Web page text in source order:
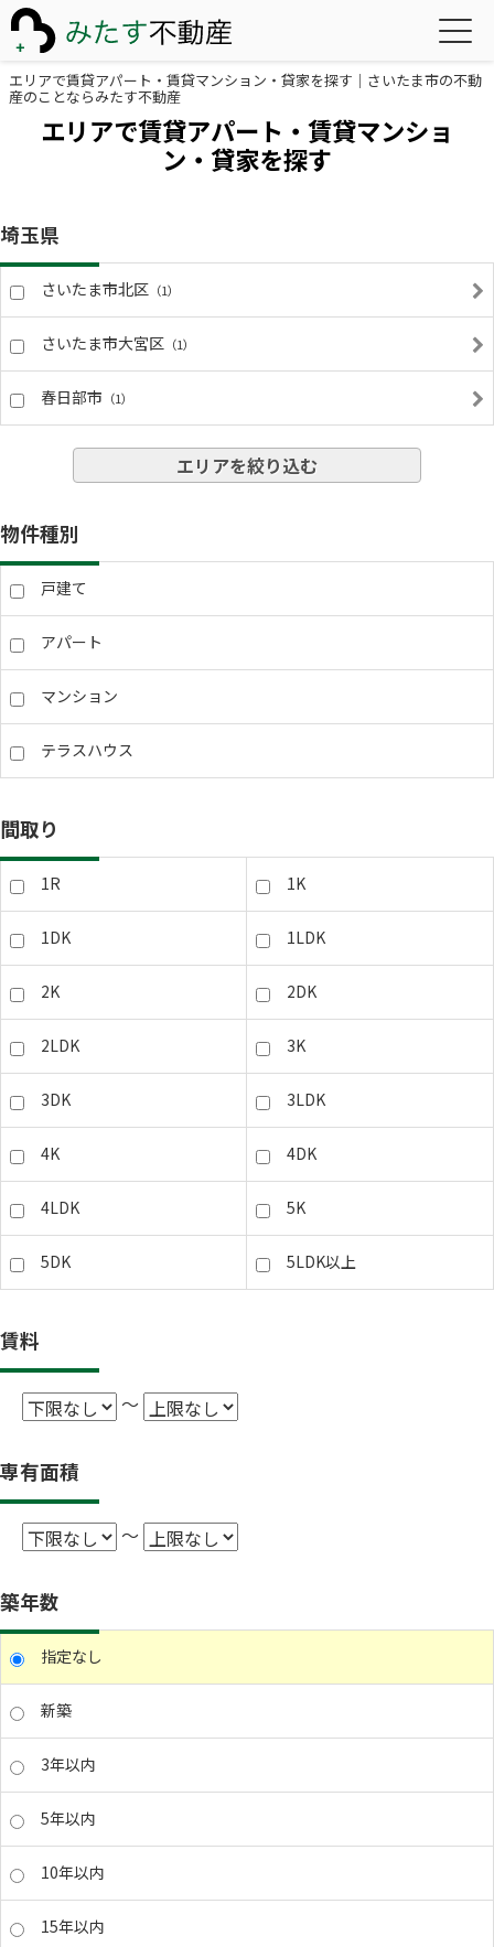
エリアで賃貸アパート・賃貸マンション・貸家を探す｜さいたま市の不動
産のことならみたす不動産
エリアで賃貸アパート・賃貸マンショ
ン・貸家を探す
埼玉県
さいたま市北区 （1）
さいたま市大宮区 （1）
春日部市 （1）
エリアを絞り込む
物件種別
戸建て
アパート
マンション
テラスハウス
間取り
1R 1K
1DK 1LDK
2K 2DK
2LDK 3K
3DK 3LDK
4K 4DK
4LDK 5K
5DK 5LDK以上
賃料
～
専有面積
～
築年数
指定なし
新築
3年以内
5年以内
10年以内
15年以内